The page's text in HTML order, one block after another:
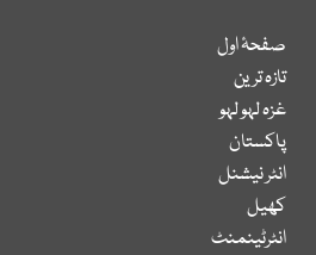
صفحۂ اول
تازہ ترین
غزہ لہو لہو
پاکستان
انٹر نیشنل
کھیل
انٹرٹینمنٹ